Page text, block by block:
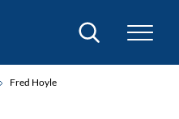
Sök
Fred Hoyle